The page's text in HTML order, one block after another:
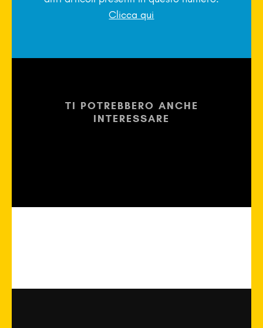
Clicca qui
TI POTREBBERO ANCHE
INTERESSARE